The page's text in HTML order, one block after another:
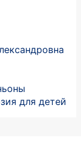
для детей